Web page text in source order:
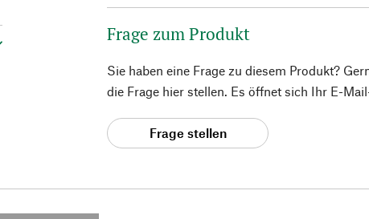
Frage zum Produkt
Sie haben eine Frage zu diesem Produkt?
die Frage hier stellen. Es öffnet sich Ihr E-
Frage stellen